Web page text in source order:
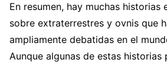
En resumen, hay muchas historias
sobre extraterrestres y ovnis que
ampliamente debatidas en el
Aunque algunas de estas historias